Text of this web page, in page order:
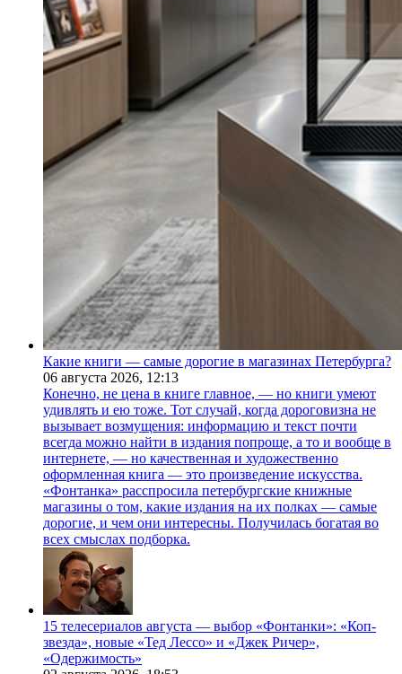
Какие книги — самые дорогие в магазинах Петербурга?
06 августа 2026, 12:13
Конечно, не цена в книге главное, — но книги умеют
удивлять и ею тоже. Тот случай, когда дороговизна не
вызывает возмущения: информацию и текст почти
всегда можно найти в издания попроще, а то и вообще в
интернете, — но качественная и художественно
оформленная книга — это произведение искусства.
«Фонтанка» расспросила петербургские книжные
магазины о том, какие издания на их полках — самые
дорогие, и чем они интересны. Получилась богатая во
всех смыслах подборка.
15 телесериалов августа — выбор «Фонтанки»: «Коп-
звезда», новые «Тед Лессо» и «Джек Ричер»,
«Одержимость»